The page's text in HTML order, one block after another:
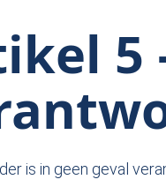
5
is in geen geval